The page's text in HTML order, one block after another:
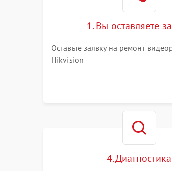
1. Вы оставляете
Оставьте заявку на ремонт
Hikvision
4. Диагностика